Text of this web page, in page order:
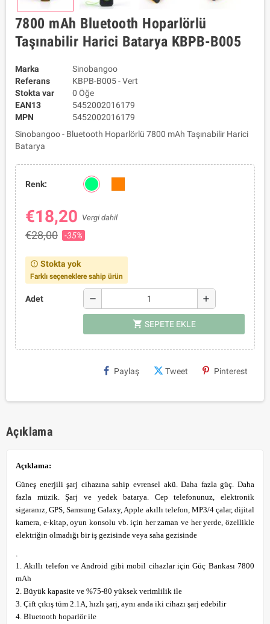
7800 mAh Bluetooth Hoparlörlü
Taşınabilir Harici Batarya KBPB-B005
Marka
Sinobangoo
Referans
KBPB-B005 - Vert
Stokta var
0 Öğe
EAN13
5452002016179
MPN
5452002016179
Sinobangoo - Bluetooth Hoparlörlü 7800 mAh Taşınabilir Harici
Batarya
Renk:
€18,20 Vergi dahil
€28,00 -35%
error_outline Stokta yok
Farklı seçeneklere sahip ürün
Adet remove add
shopping_cart SEPETE EKLE
Paylaş Tweet Pinterest
Açıklama
Açıklama:
Güneş enerjili şarj cihazına sahip evrensel akü. Daha fazla güç. Daha
fazla müzik. Şarj ve yedek batarya. Cep telefonunuz, elektronik
sigaranız, GPS, Samsung Galaxy, Apple akıllı telefon, MP3/4 çalar, dijital
kamera, e-kitap, oyun konsolu vb. için her zaman ve her yerde, özellikle
elektriğin olmadığı bir iş gezisinde veya saha gezisinde
.
1. Akıllı telefon ve Android gibi mobil cihazlar için Güç Bankası 7800
mAh
2. Büyük kapasite ve %75-80 yüksek verimlilik ile
3. Çift çıkış tüm 2.1A, hızlı şarj, aynı anda iki cihazı şarj edebilir
4. Bluetooth hoparlör ile